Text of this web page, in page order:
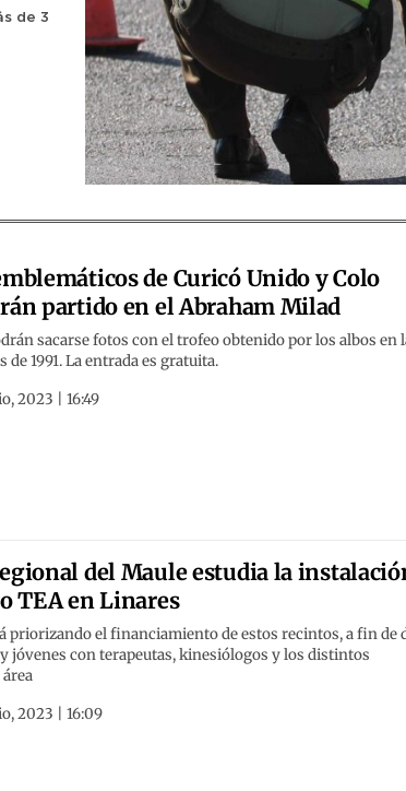
de 3
de Curicó Unido y Colo
partido en el Abraham Milad
sacarse fotos con el trofeo obtenido por los albos en
de 1991. La entrada es gratuita.
2023 | 16:49
del Maule estudia la
TEA en Linares
priorizando el financiamiento de estos recintos, a fin de
jóvenes con terapeutas, kinesiólogos y los distintos
2023 | 16:09